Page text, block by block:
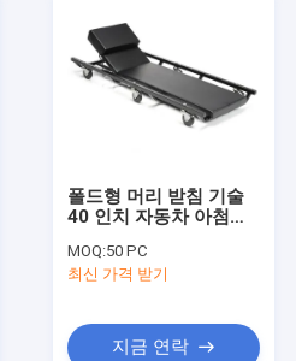
폴드형 머리 받침 기술
40 인치 자동차 아첨꾼
MOQ:50 PC
최신 가격 받기
지금 연락